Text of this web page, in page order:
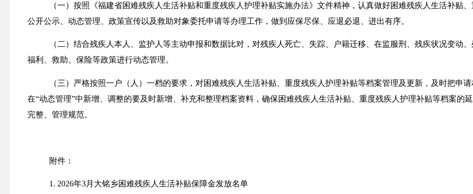
（一）按照《福建省困难残疾人生活补贴和重度残疾人护理补贴实施办法》文件精神，认真做好困难残疾人生活补贴
公开公示、动态管理、政策宣传以及救助对象委托申请等办理工作，做到应保尽保、应退必退、进出有序。
（二）结合残疾人本人、监护人等主动申报和数据比对，对残疾人死亡、失踪、户籍迁移、在监服刑、残疾状况变动
福利、救助、保险等政策进行动态管理。
（三） 严格按照一户 （ 人 ） 一档的要求，对困难残疾人生活补贴、重度残疾人护理补贴等档案管理及更新，及时把申
在“动态管理”中新增、调整的要及时新增、补充和整理档案资料，确保困难残疾人生活补贴、重度残疾人护理补贴等档案的
完整、管理规范。
附件：
1. 2026年3月大铭乡困难残疾人生活补贴保障金发放名单